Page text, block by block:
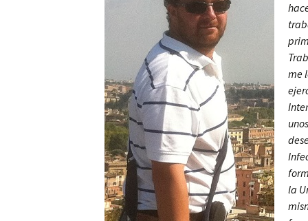
Involving Patients and
the Public in Research
El miedo, los miedos.
Gestión saludable
Menores y jóvenes
transgénero
Isabel Zendal en la Real
Expedición Filantrópica
de la Vacuna
Gripe española de 1918-
1919 y COVID-19
me
la